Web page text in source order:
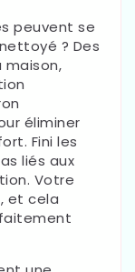
peuvent se
? Des
maison,
éliminer
Fini les
liés aux
Votre
et cela